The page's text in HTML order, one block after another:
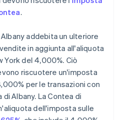
.
addebita un ulteriore
in aggiunta all'aliquota
York del 4,000%. Ciò
riscuotere un'imposta
per le transazioni con
Albany. La Contea di
dell'imposta sulle